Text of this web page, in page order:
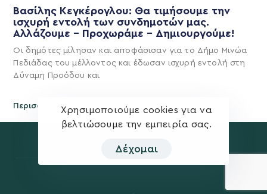
Βασίλης Κεγκέρογλου: Θα τιμήσουμε την
ισχυρή εντολή των συνδημοτών μας.
Αλλάζουμε – Προχωράμε – Δημιουργούμε!
Οι δημότες μίλησαν και αποφάσισαν για το Δήμο Μινώα
Πεδιάδας του μέλλοντος και έδωσαν ισχυρή εντολή στη
Δύναμη Προόδου και
ΠερισσότεραΧρησιμοποιούμε cookies για να
βελτιώσουμε την εμπειρία σας.
Δέχομαι